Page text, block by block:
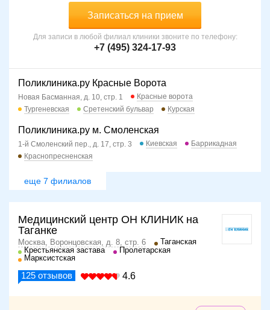
Записаться на прием
Для записи в любой филиал клиники звоните по телефону:
+7 (495) 324-17-93
Поликлиника.ру Красные Ворота
Новая Басманная, д. 10, стр. 1
Красные ворота
Тургеневская
Сретенский бульвар Курская
Поликлиника.ру м. Смоленская
1-й Смоленский пер., д. 17, стр. 3 Киевская
Баррикадная
Краснопресненская
еще 7 филиалов
Медицинский центр ОН КЛИНИК на
Таганке
Москва, Воронцовская, д. 8, стр. 6
Таганская
Крестьянская застава
Пролетарская
Марксистская
125 отзывов 4.6